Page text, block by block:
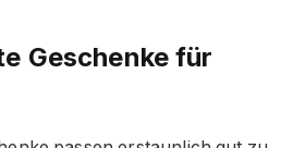
Geschenke für